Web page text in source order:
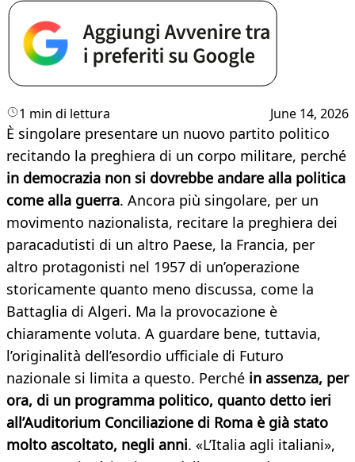
1 min di lettura June 14, 2026
È singolare presentare un nuovo partito politico
recitando la preghiera di un corpo militare, perché
in democrazia non si dovrebbe andare alla politica
come alla guerra. Ancora più singolare, per un
movimento nazionalista, recitare la preghiera dei
paracadutisti di un altro Paese, la Francia, per
altro protagonisti nel 1957 di un’operazione
storicamente quanto meno discussa, come la
Battaglia di Algeri. Ma la provocazione è
chiaramente voluta. A guardare bene, tuttavia,
l’originalità dell’esordio ufficiale di Futuro
nazionale si limita a questo. Perché in assenza, per
ora, di un programma politico, quanto detto ieri
all’Auditorium Conciliazione di Roma è già stato
molto ascoltato, negli anni. «L’Italia agli italiani»,